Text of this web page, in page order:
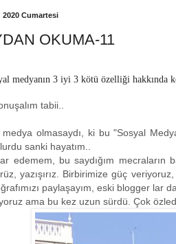
2020 Cumartesi
OKUMA-11
medyanın 3 iyi 3 kötü özelliği hakkında
tabii..
medya olmasaydı, ki bu "Sosyal
sanki hayatım..
edemem, bu saydığım mecraların
yazışırız. Birbirimize güç
paylaşayım, eski blogger lar
ama bu kez uzun sürdü. Çok